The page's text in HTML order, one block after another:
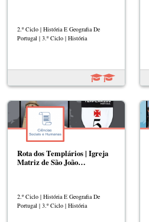
2.º Ciclo | História E Geografia De
Portugal | 3.º Ciclo | História
Rota dos Templários | Igreja
Matriz de São João…
2.º Ciclo | História E Geografia De
Portugal | 3.º Ciclo | História